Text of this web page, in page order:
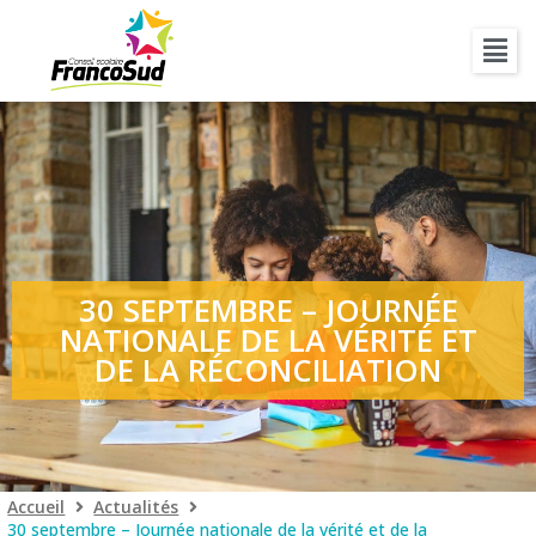
30 SEPTEMBRE – JOURNÉE
NATIONALE DE LA VÉRITÉ ET
DE LA RÉCONCILIATION
Accueil
Actualités
30 septembre – Journée nationale de la vérité et de la